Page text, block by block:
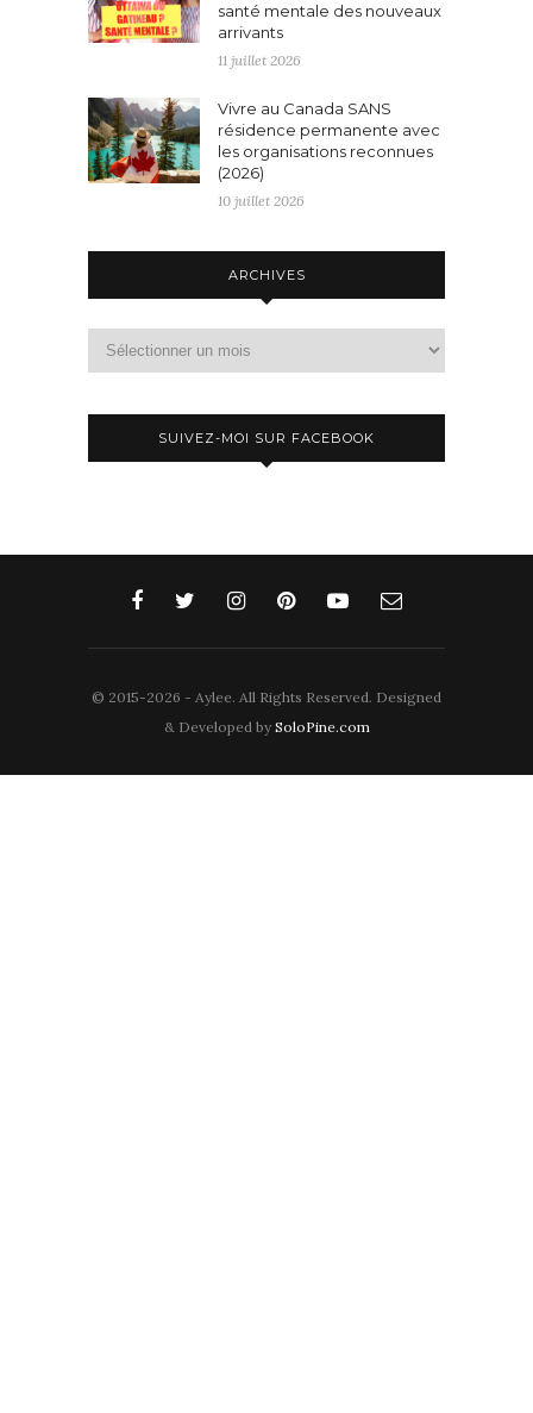
santé mentale des nouveaux
arrivants
11 juillet 2026
Vivre au Canada SANS
résidence permanente avec
les organisations reconnues
(2026)
10 juillet 2026
ARCHIVES
SUIVEZ-MOI SUR FACEBOOK
© 2015-2026 - Aylee. All Rights Reserved. Designed
& Developed by SoloPine.com